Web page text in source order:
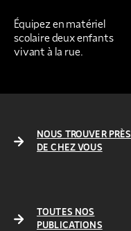
Équipez en matériel
scolaire deux enfants
vivant à la rue.
NOUS TROUVER PRÈS
DE CHEZ VOUS
TOUTES NOS
PUBLICATIONS